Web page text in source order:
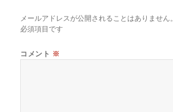
メールアドレスが公開されることはありません。
必須項目です
コメント ※